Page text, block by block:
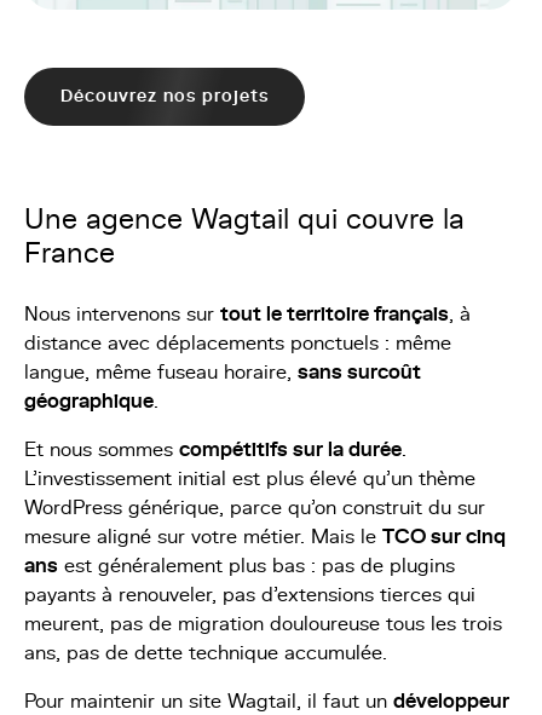
Découvrez nos projets
Une agence Wagtail qui couvre la
France
Nous intervenons sur tout le territoire français, à
distance avec déplacements ponctuels : même
langue, même fuseau horaire, sans surcoût
géographique.
Et nous sommes compétitifs sur la durée.
L'investissement initial est plus élevé qu'un thème
WordPress générique, parce qu'on construit du sur
mesure aligné sur votre métier. Mais le TCO sur cinq
ans est généralement plus bas : pas de plugins
payants à renouveler, pas d'extensions tierces qui
meurent, pas de migration douloureuse tous les trois
ans, pas de dette technique accumulée.
Pour maintenir un site Wagtail, il faut un développeur